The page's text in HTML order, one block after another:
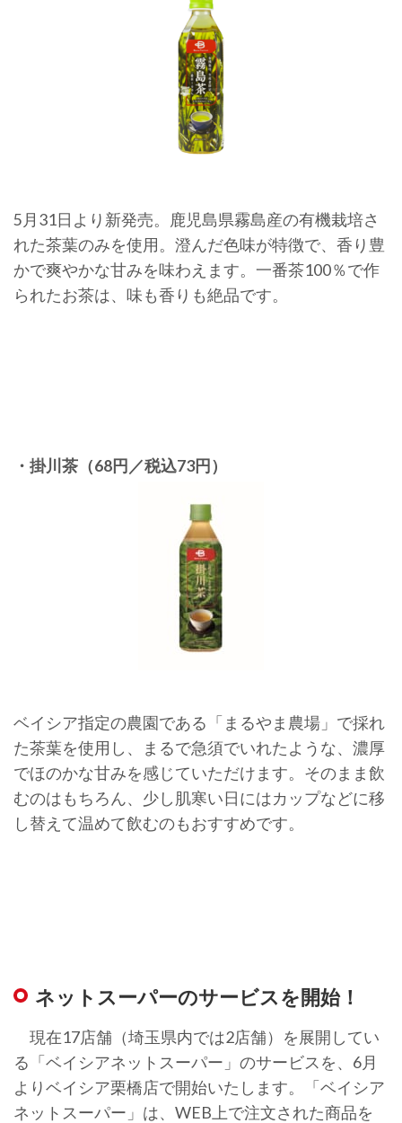
5月31日より新発売。鹿児島県霧島産の有機栽培さ
れた茶葉のみを使用。澄んだ色味が特徴で、香り豊
かで爽やかな甘みを味わえます。一番茶100％で作
られたお茶は、味も香りも絶品です。
・掛川茶（68円／税込73円）
ベイシア指定の農園である「まるやま農場」で採れ
た茶葉を使用し、まるで急須でいれたような、濃厚
でほのかな甘みを感じていただけます。そのまま飲
むのはもちろん、少し肌寒い日にはカップなどに移
し替えて温めて飲むのもおすすめです。
ネットスーパーのサービスを開始！
現在17店舗（埼玉県内では2店舗）を展開してい
る「ベイシアネットスーパー」のサービスを、6月
よりベイシア栗橋店で開始いたします。「ベイシア
ネットスーパー」は、WEB上で注文された商品を